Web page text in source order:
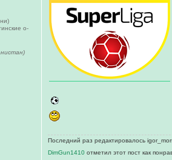
Последний раз редактировалось
DimGun1410 отметил этот пост как
о-